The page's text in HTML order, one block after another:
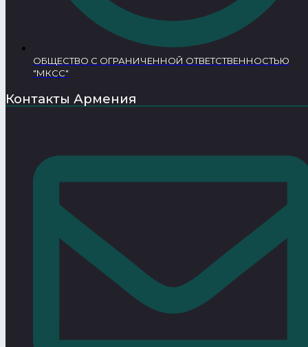
ОБЩЕСТВО С ОГРАНИЧЕННОЙ ОТВЕТСТВЕННОСТЬЮ
"МКСС"
Контакты Армения